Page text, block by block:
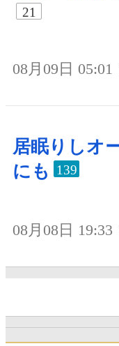
21
08月09日 05:01
居眠りしオ
にも
139
08月08日 19:33